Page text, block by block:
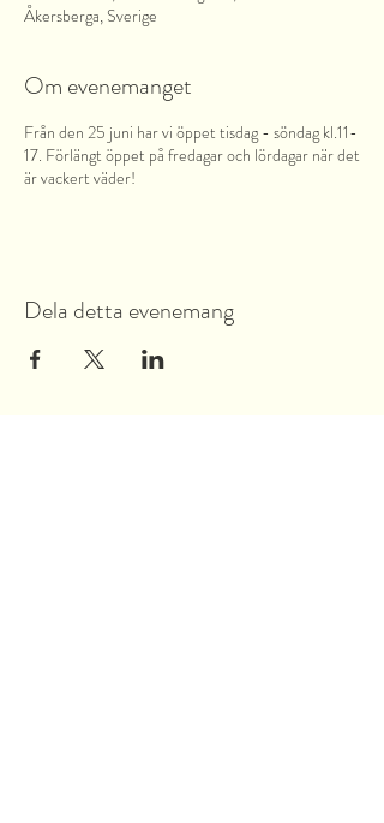
Åkersberga, Sverige
Om evenemanget
Från den 25 juni har vi öppet tisdag - söndag kl.11-
17. Förlängt öppet på fredagar och lördagar när det
är vackert väder!
Dela detta evenemang